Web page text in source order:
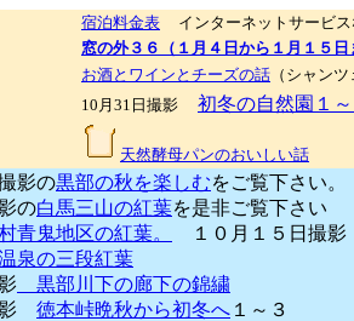
宿泊料金表 インターネットサービス
窓の外３６（１月４日から１月１５日
お酒とワインとチーズの話 （シャン
10月31日撮影
初冬の自然園１
天然酵母パンのおいしい話
影の黒部の秋を楽しむをご覧下さい。
の白馬三山の紅葉を是非ご覧下さい
青鬼地区の紅葉。
１０月１５日撮
泉の三段紅葉
黒部川下の廊下の錦繍
影 徳本峠晩秋から初冬へ １～３